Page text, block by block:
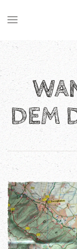
Skip to main
DEM